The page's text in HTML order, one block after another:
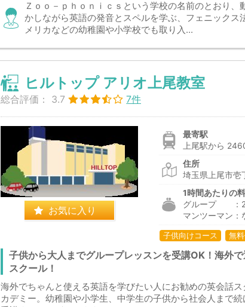
Ｚｏｏ－ｐｈｏｎｉｃｓという学校の名前のとおり
かしながら英語の発音とスペルを学ぶ、フェニックス
メリカなどの幼稚園や小学校でも取り入...
ヒルトップ アリオ上尾教室
総合評価： 3.7 7件
お気に入り
最寄駅
上尾駅から
住所
埼玉県上尾市壱
1時間あたりの
グループ ：
マンツーマン：
子供向けコース 無
子供から大人までグループレッスンを受講OK！海外
スクール！
海外でちゃんと使える英語を学びたい人にお勧めの英会話
カデミー。幼稚園や小学生、中学生の子供から社会人まで